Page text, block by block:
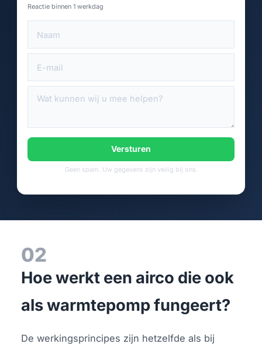
Reactie binnen 1 werkdag
Versturen
Geen spam. Uw gegevens zijn veilig bij ons.
02
Hoe werkt een airco die ook
als warmtepomp fungeert?
De werkingsprincipes zijn hetzelfde als bij